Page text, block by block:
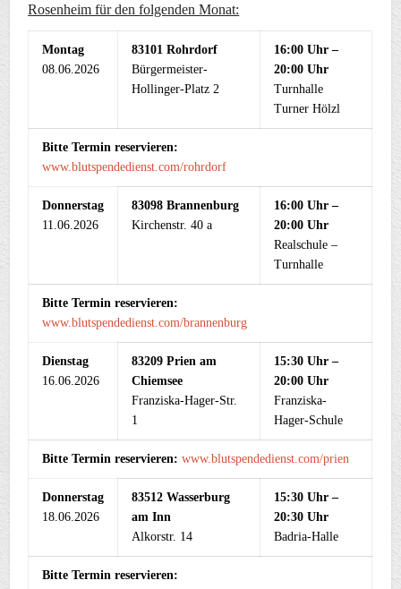
Rosenheim für den folgenden Monat:
Montag
08.06.2026
83101 Rohrdorf
Bürgermeister-
Hollinger-Platz 2
16:00 Uhr –
20:00 Uhr
Turnhalle
Turner Hölzl
Bitte Termin reservieren:
www.blutspendedienst.com/rohrdorf
Donnerstag
11.06.2026
83098 Brannenburg
Kirchenstr. 40 a
16:00 Uhr –
20:00 Uhr
Realschule –
Turnhalle
Bitte Termin reservieren:
www.blutspendedienst.com/brannenburg
Dienstag
16.06.2026
83209 Prien am
Chiemsee
Franziska-Hager-Str.
1
15:30 Uhr –
20:00 Uhr
Franziska-
Hager-Schule
Bitte Termin reservieren:www.blutspendedienst.com/prien
Donnerstag
18.06.2026
83512 Wasserburg
am Inn
Alkorstr. 14
15:30 Uhr –
20:30 Uhr
Badria-Halle
Bitte Termin reservieren: